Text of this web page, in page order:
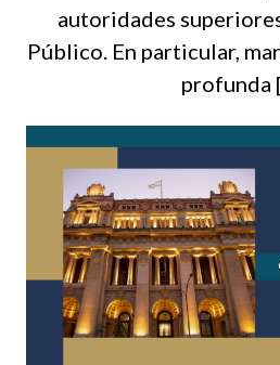
autoridades
Público. En particular,
profunda